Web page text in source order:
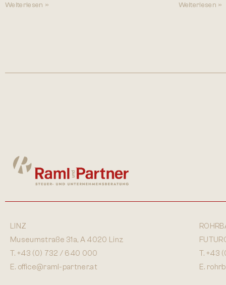
Weiterlesen » Weiterlesen »
LINZ
Museumstraße 31a, A 4020 Linz
T. +43 (0) 732 / 640 000
E. office@raml-partner.at
T.+43
E.